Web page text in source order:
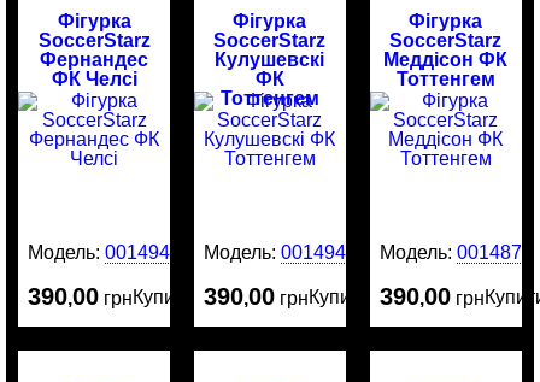
Фігурка
SoccerStarz
Фернандес
ФК Челсі
Модель:0014943
390,00 грнКупити
Фігурка
SoccerStarz
Кулушевскі
ФК
Тоттенгем
Модель:0014942
390,00 грнКупити
Фігурка
SoccerStarz
Меддісон ФК
Тоттенгем
Модель: 0014874
390,00 грн